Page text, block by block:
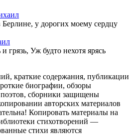
у дорогих моему сердцу
грязь, Уж будто нехотя ярясь
краткие содержания, публикации
биографии, обзоры
поэтов, сборники защищены
авторских материалов
Копировать материалы на
стихотворений —
стихи являются